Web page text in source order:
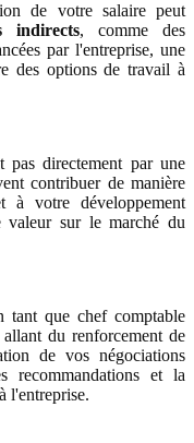
de votre salaire peut
indirects, comme des
par l'entreprise, une
des options de travail à
pas directement par une
contribuer de manière
à votre développement
valeur sur le marché du
tant que chef comptable
du renforcement de
de vos négociations
recommandations et la
l'entreprise.